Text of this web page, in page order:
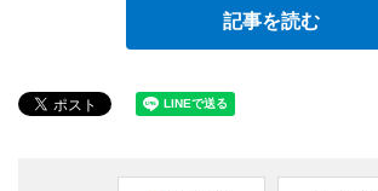
記事を読む